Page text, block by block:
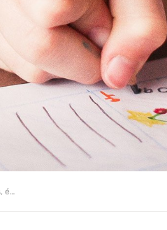
Lycée en Andorre, maternelles, écoles : les systèmes scolaires pour les andorrans et les expats